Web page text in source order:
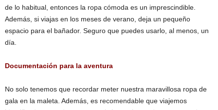
de lo habitual, entonces la ropa cómoda es un imprescindible.
Además, si viajas en los meses de verano, deja un pequeño
espacio para el bañador. Seguro que puedes usarlo, al menos, un
día.
Documentación para la aventura
No solo tenemos que recordar meter nuestra maravillosa ropa de
gala en la maleta. Además, es recomendable que viajemos